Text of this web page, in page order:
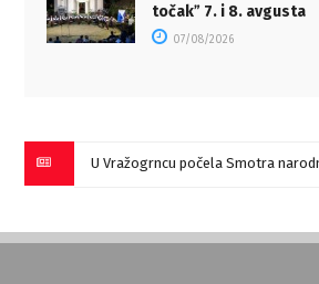
točakˮ 7. i 8. avgusta
07/08/2026